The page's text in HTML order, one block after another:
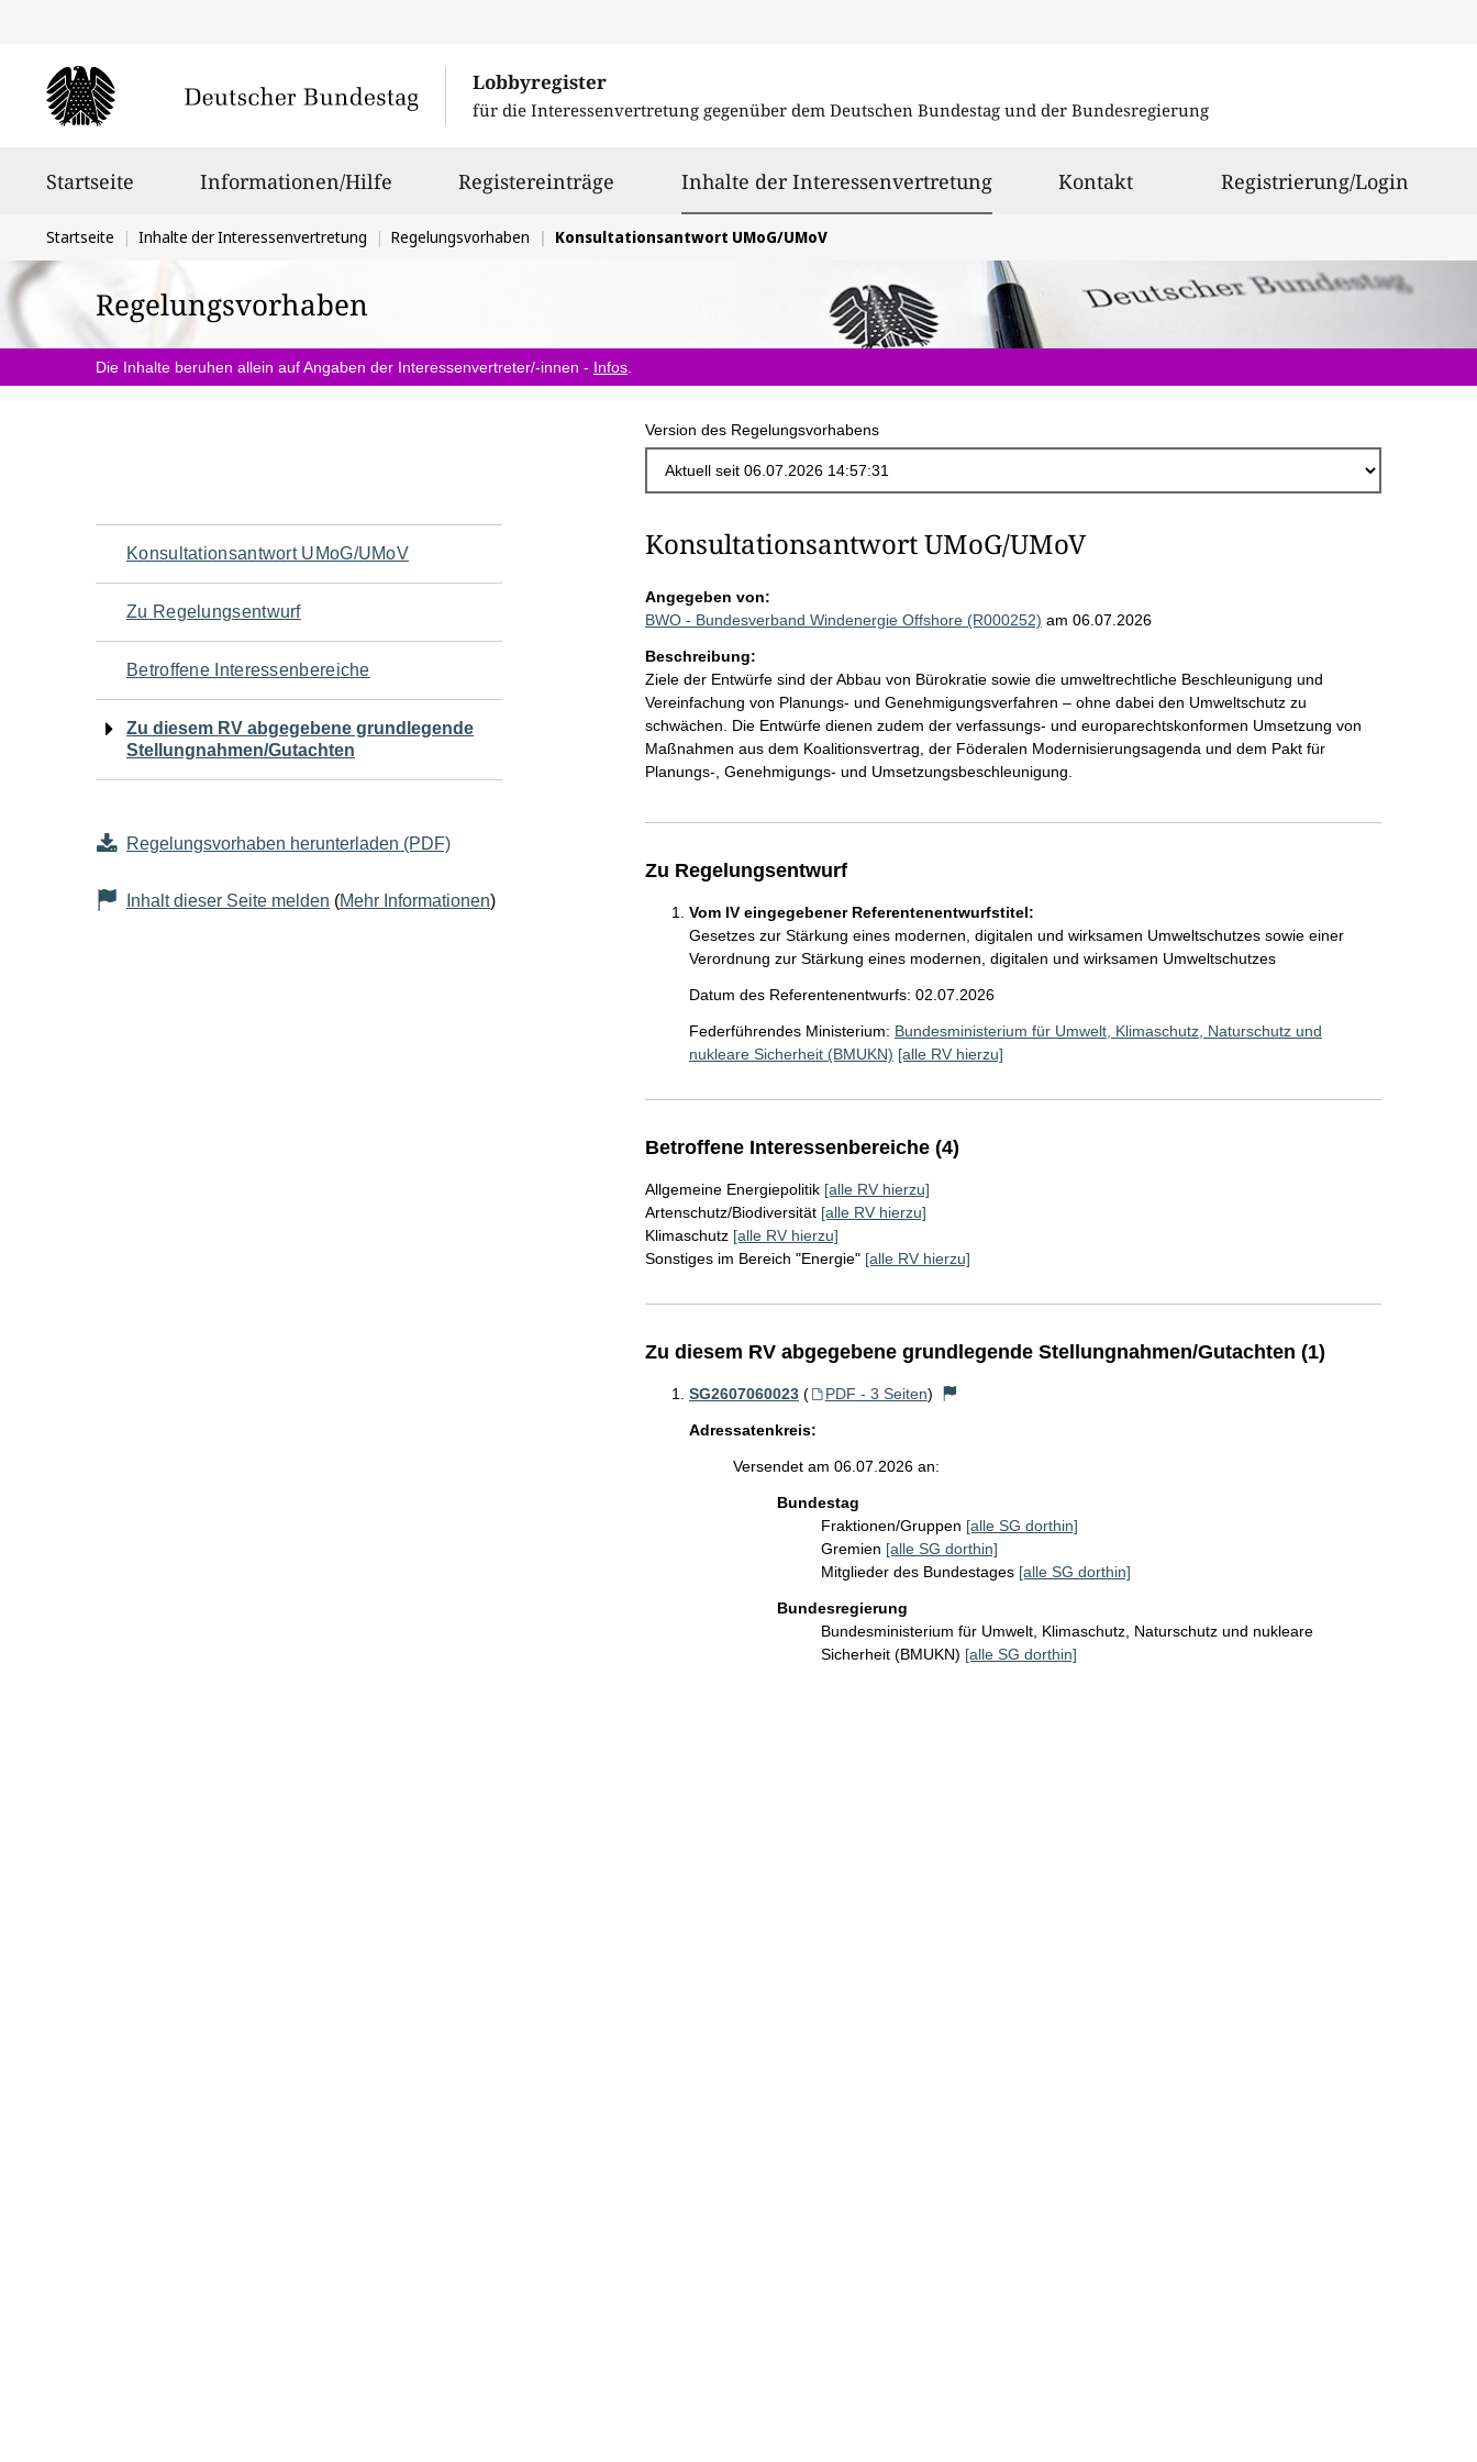
Lobbyregister
für die Interessenvertretung gegenüber dem Deutschen Bundestag und der Bundesregierung
Startseite Informationen/Hilfe Registereinträge Inhalte der Interessenvertretungausgewählt
Kontakt Registrierung/Login
Sie
befinden
sich
hier:
Startseite Inhalte der Interessenvertretung Regelungsvorhaben Konsultationsantwort UMoG/UMoV
Regelungsvorhaben
Die Inhalte beruhen allein auf Angaben der Interessenvertreter/-innen - Infos
Version des Regelungsvorhabens
Navigation
für
den
Seiteninhalt
Konsultationsantwort UMoG/UMoV
Zu Regelungsentwurf
Betroffene Interessenbereiche
Zu diesem RV abgegebene grundlegende
Stellungnahmen/Gutachten
Regelungsvorhaben herunterladen (PDF)
Inhalt dieser Seite melden (Mehr Informationen)
Konsultationsantwort UMoG/UMoV
Angegeben von:
BWO - Bundesverband Windenergie Offshore (R000252) am 06.07.2026
Beschreibung:
Ziele der Entwürfe sind der Abbau von Bürokratie sowie die umweltrechtliche Beschleunigung und
Vereinfachung von Planungs- und Genehmigungsverfahren – ohne dabei den Umweltschutz zu
schwächen. Die Entwürfe dienen zudem der verfassungs- und europarechtskonformen Umsetzung von
Maßnahmen aus dem Koalitionsvertrag, der Föderalen Modernisierungsagenda und dem Pakt für
Planungs-, Genehmigungs- und Umsetzungsbeschleunigung.
Zu Regelungsentwurf
Vom IV eingegebener Referentenentwurfstitel:
Gesetzes zur Stärkung eines modernen, digitalen und wirksamen Umweltschutzes sowie einer
Verordnung zur Stärkung eines modernen, digitalen und wirksamen Umweltschutzes
Datum des Referentenentwurfs: 02.07.2026
Federführendes Ministerium: Bundesministerium für Umwelt, Klimaschutz, Naturschutz und
nukleare Sicherheit (BMUKN) [alle RV hierzu]
Betroffene Interessenbereiche (4)
Allgemeine Energiepolitik [alle RV hierzu]
Artenschutz/Biodiversität [alle RV hierzu]
Klimaschutz [alle RV hierzu]
Sonstiges im Bereich "Energie" [alle RV hierzu]
Zu diesem RV abgegebene grundlegende Stellungnahmen/Gutachten (1)
SG2607060023 ( PDF - 3 Seiten)
Adressatenkreis:
Versendet am 06.07.2026 an:
Bundestag
Fraktionen/Gruppen [alle SG dorthin]
Gremien [alle SG dorthin]
Mitglieder des Bundestages [alle SG dorthin]
Bundesregierung
Bundesministerium für Umwelt, Klimaschutz, Naturschutz und nukleare
Sicherheit (BMUKN) [alle SG dorthin]